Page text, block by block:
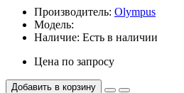
Производитель: Olympus
Модель:
Наличие: Есть в наличии
Цена по запросу
Добавить в корзину